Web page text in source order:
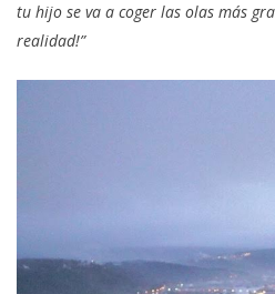
tu hijo se va a coger las olas más
realidad!”